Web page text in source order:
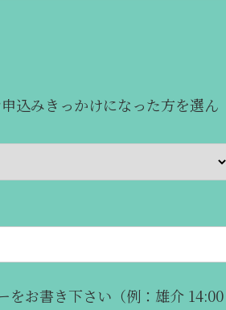
込みきっかけになった方を選ん
をお書き下さい（例：雄介 14:00